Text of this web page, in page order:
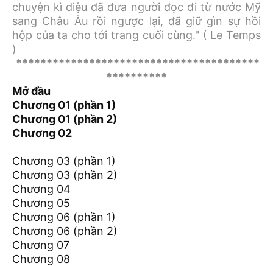
chuyện kì diệu đã đưa người đọc đi từ nước Mỹ
sang Châu Âu rồi ngược lại, đã giữ gìn sự hồi
hộp của ta cho tới trang cuối cùng." ( Le Temps
)
****************************************
**********
Mở đầu
Chương 01 (phần 1)
Chương 01 (phần 2)
Chương 02
Chương 03 (phần 1)
Chương 03 (phần 2)
Chương 04
Chương 05
Chương 06 (phần 1)
Chương 06 (phần 2)
Chương 07
Chương 08